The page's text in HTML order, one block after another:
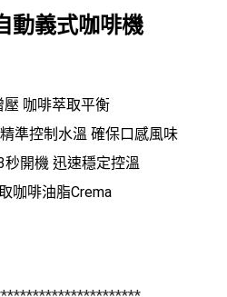
動義式咖啡機
咖啡萃取平衡
準控制水溫 確保口感風味
開機 迅速穩定控溫
咖啡油脂Crema